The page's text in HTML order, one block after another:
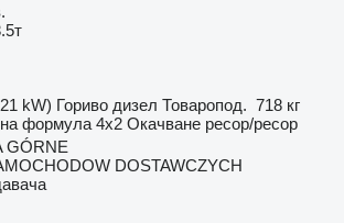
kW) Гориво дизел Товаропод. 718 кг
формула 4x2 Окачване ресор/ресор
GÓRNE
DOSTAWCZYCH